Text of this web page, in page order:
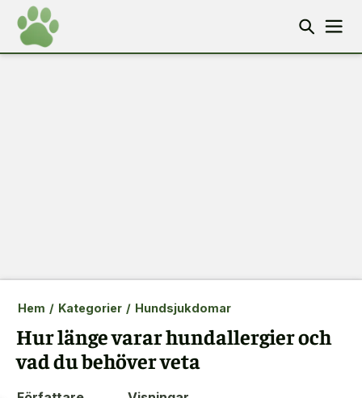
Hem / Kategorier / Hundsjukdomar
Hur länge varar hundallergier och
vad du behöver veta